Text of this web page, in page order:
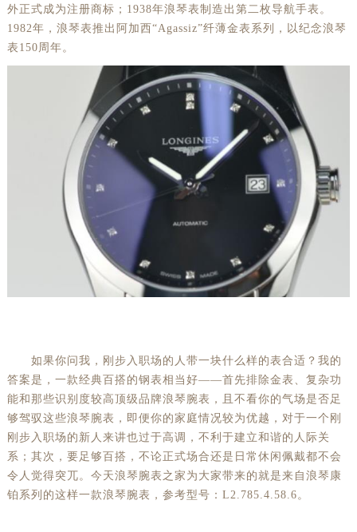
外正式成为注册商标；1938年浪琴表制造出第二枚导航手表。
1982年，浪琴表推出阿加西“Agassiz”纤薄金表系列，以纪念浪琴
表150周年。
如果你问我，刚步入职场的人带一块什么样的表合适？我的
答案是，一款经典百搭的钢表相当好——首先排除金表、复杂功
能和那些识别度较高顶级品牌浪琴腕表，且不看你的气场是否足
够驾驭这些浪琴腕表，即便你的家庭情况较为优越，对于一个刚
刚步入职场的新人来讲也过于高调，不利于建立和谐的人际关
系；其次，要足够百搭，不论正式场合还是日常休闲佩戴都不会
令人觉得突兀。今天浪琴腕表之家为大家带来的就是来自浪琴康
铂系列的这样一款浪琴腕表，参考型号：L2.785.4.58.6。